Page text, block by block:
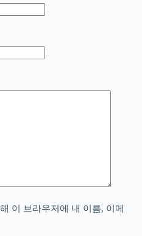
이 브라우저에 내 이름, 이메